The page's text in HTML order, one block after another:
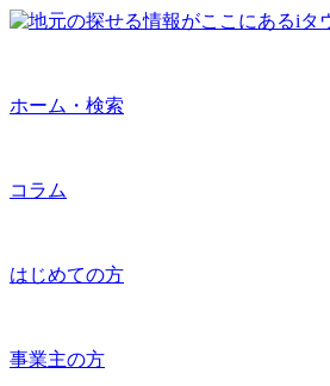
ホーム・検索
コラム
はじめての方
事業主の方